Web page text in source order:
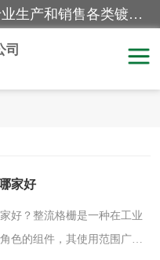
无锡昌鸿钢格板有限公司是专业生产和销售各类镀锌钢格板、镀锌钢格栅、不锈钢钢格及其相关产品的现代化企业。公司产品广泛运用于石油、化工、港口、电力、运输、造纸、医药、钢铁、食品、市政、房地产、制造业等各个领域。
司
家好
好？整流格栅是一种在工业
色的组件，其使用范围广
水沟盖板
钢格栅